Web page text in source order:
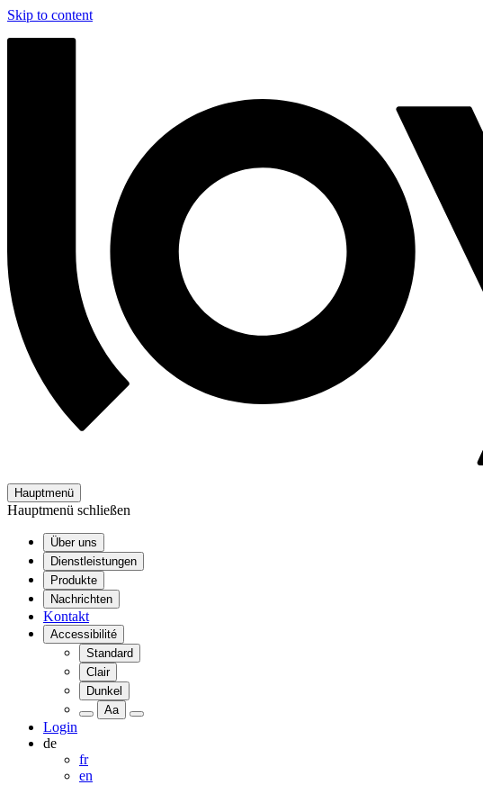
Skip to content
Hauptmenü
Hauptmenü schließen
Über uns
Dienstleistungen
Produkte
Nachrichten
Kontakt
Accessibilité
Standard
Clair
Dunkel
Aa
Login
de
fr
en